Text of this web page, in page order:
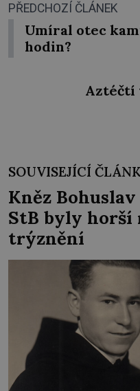
PŘEDCHOZÍ ČLÁNEK
Umíral otec
hodin?
Aztéčtí
SOUVISEJÍCÍ
Kněz
StB byly horší
trýznění